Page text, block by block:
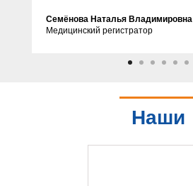
Семёнова Наталья Владимировна
Медицинский регистратор
Наши